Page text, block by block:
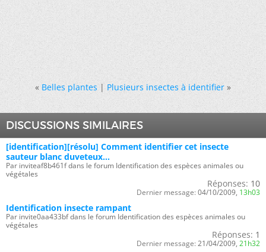
« Belles plantes|Plusieurs insectes à identifier »
DISCUSSIONS SIMILAIRES
[identification][résolu] Comment identifier cet insecte
sauteur blanc duveteux...
Par inviteaf8b461f dans le forum Identification des espèces animales ou
végétales
Réponses: 10
Dernier message: 04/10/2009, 13h03
Identification insecte rampant
Par invite0aa433bf dans le forum Identification des espèces animales ou
végétales
Réponses: 1
Dernier message: 21/04/2009, 21h32